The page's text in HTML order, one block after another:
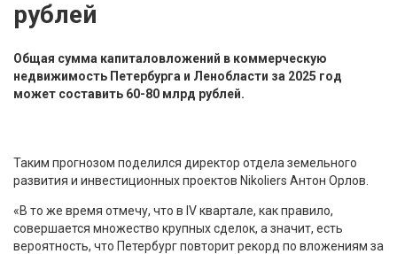
рублей
Общая сумма капиталовложений в коммерческую
недвижимость Петербурга и Ленобласти за 2025 год
может составить 60-80 млрд рублей.
Таким прогнозом поделился директор отдела земельного
развития и инвестиционных проектов Nikoliers Антон Орлов.
«В то же время отмечу, что в IV квартале, как правило,
совершается множество крупных сделок, а значит, есть
вероятность, что Петербург повторит рекорд по вложениям за